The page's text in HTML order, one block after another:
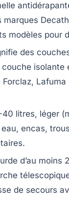
modèles pour
des
isolante
Lafuma
litres, léger
encas,
d’au moins
de secours